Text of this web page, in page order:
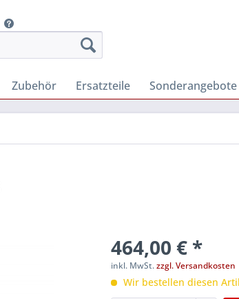
Zubehör Ersatzteile Sonderangebote
464,00 € *
inkl. MwSt.zzgl. Versandkosten
Wir bestellen diesen